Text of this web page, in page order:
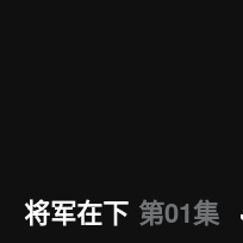
将军在下 第01集